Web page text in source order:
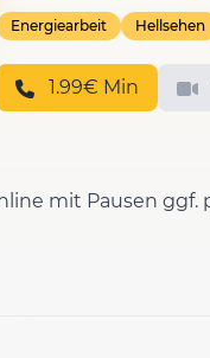
Energiearbeit Hellsehen
1.99€ Min
mit Pausen ggf.